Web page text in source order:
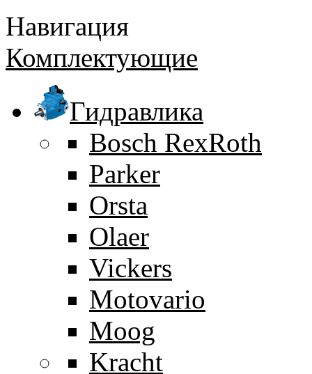
Навигация
Комплектующие
Гидравлика
Bosch RexRoth
Parker
Orsta
Olaer
Vickers
Motovario
Moog
Kracht